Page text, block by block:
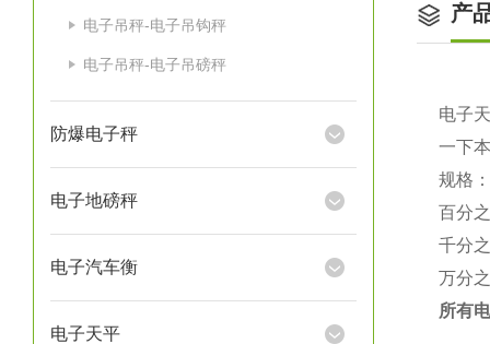
电子吊秤-电子吊钩秤
电子吊秤-电子吊磅秤
防爆电子秤
电子地磅秤
电子汽车衡
电子天平
产
电子
一下
规格
百分
千分
万分
所有